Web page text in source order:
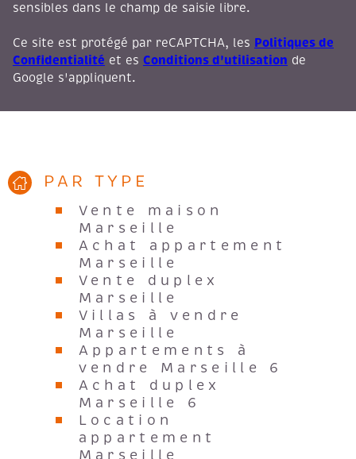
sensibles dans le champ de saisie libre.
Ce site est protégé par reCAPTCHA, les Politiques de
Confidentialité et es Conditions d'utilisation de
Google s'appliquent.
PAR TYPE
Vente maison
Marseille
Achat appartement
Marseille
Vente duplex
Marseille
Villas à vendre
Marseille
Appartements à
vendre Marseille 6
Achat duplex
Marseille 6
Location
appartement
Marseille